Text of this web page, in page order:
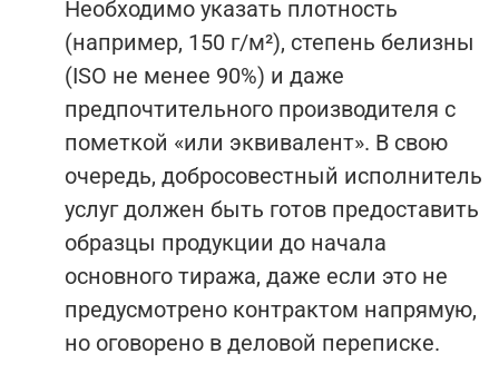
Необходимо указать плотность
(например, 150 г/м²), степень белизны
(ISO не менее 90%) и даже
предпочтительного производителя с
пометкой «или эквивалент». В свою
очередь, добросовестный исполнитель
услуг должен быть готов предоставить
образцы продукции до начала
основного тиража, даже если это не
предусмотрено контрактом напрямую,
но оговорено в деловой переписке.